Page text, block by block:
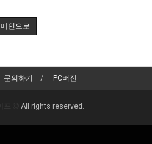
메인으로
문의하기 PC버전
All rights reserved.